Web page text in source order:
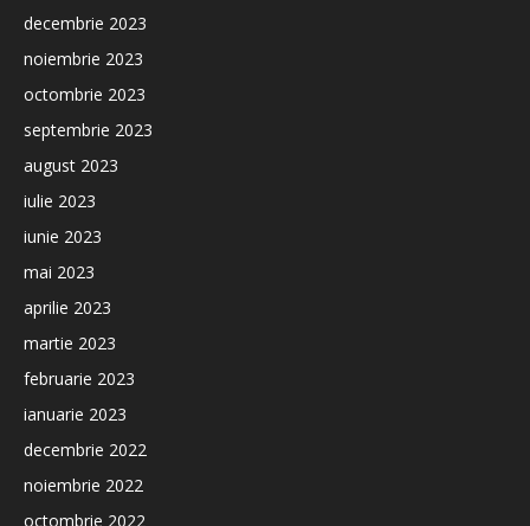
decembrie 2023
noiembrie 2023
octombrie 2023
septembrie 2023
august 2023
iulie 2023
iunie 2023
mai 2023
aprilie 2023
martie 2023
februarie 2023
ianuarie 2023
decembrie 2022
noiembrie 2022
octombrie 2022